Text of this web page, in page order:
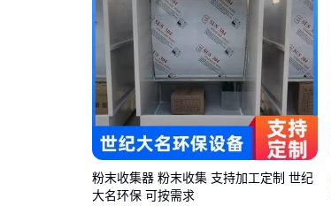
粉末收集器 粉末收集 支持加工定制 世纪
大名环保 可按需求